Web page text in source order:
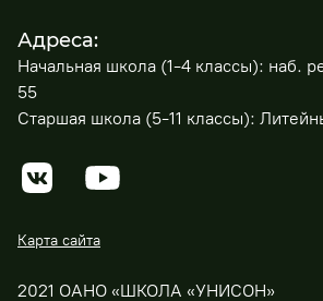
Адреса:
Начальная школа (1-4 классы): наб.
55
Старшая школа (5-11 классы):
Карта сайта
2021 ОАНО «ШКОЛА «УНИСОН»